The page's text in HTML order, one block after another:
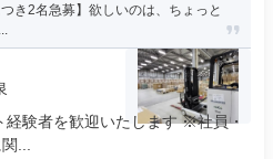
き2名急募】欲しいのは、ちょっと
経験者を歓迎いたします ※社員・
...